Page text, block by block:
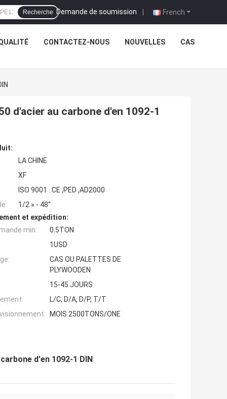
French
Demande de soumission |
Recherche
CONTACTEZ-NOUS NOUVELLES CAS
d'acier au carbone d'en 1092-1
LA CHINE
XF
ISO 9001 . CE ,PED ,AD2000
1/2 » - 48"
et expédition:
min:
0.5TON
1USD
CAS OU PALETTES DE
PLYWOODEN
15-45 JOURS
L/C, D/A, D/P, T/T
MOIS 2500TONS/ONE
d'en 1092-1 DIN